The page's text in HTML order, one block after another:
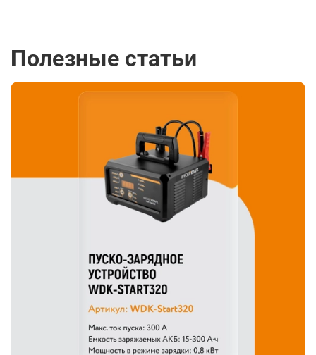
Полезные статьи